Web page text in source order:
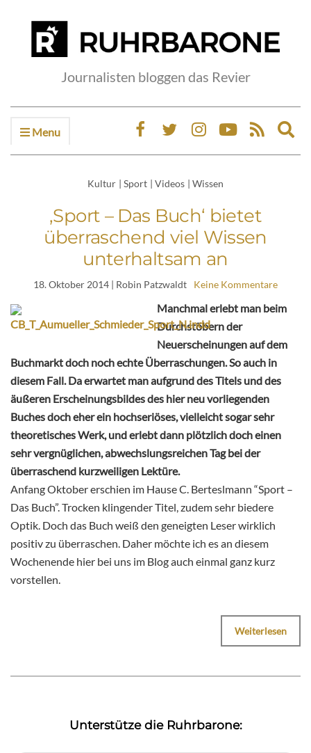
Journalisten bloggen das Revier
Menu
Kultur | Sport | Videos | Wissen
‚Sport – Das Buch‘ bietet
überraschend viel Wissen
unterhaltsam an
18. Oktober 2014 | Robin Patzwaldt Keine Kommentare
Manchmal erlebt man beim
Durchstöbern der
Neuerscheinungen auf dem
Buchmarkt doch noch echte Überraschungen. So auch in
diesem Fall. Da erwartet man aufgrund des Titels und des
äußeren Erscheinungsbildes des hier neu vorliegenden
Buches doch eher ein hochseriöses, vielleicht sogar sehr
theoretisches Werk, und erlebt dann plötzlich doch einen
sehr vergnüglichen, abwechslungsreichen Tag bei der
überraschend kurzweiligen Lektüre.
Anfang Oktober erschien im Hause C. Berteslmann “Sport –
Das Buch”. Trocken klingender Titel, zudem sehr biedere
Optik. Doch das Buch weiß den geneigten Leser wirklich
positiv zu überraschen. Daher möchte ich es an diesem
Wochenende hier bei uns im Blog auch einmal ganz kurz
vorstellen.
Weiterlesen
Unterstütze die Ruhrbarone: